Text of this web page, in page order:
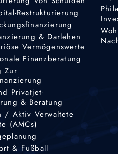
Restrukturierung
& Darlehen
Vermögenswerte
Finanzberatung
Zur
Privatjet-
& Beratung
/ Aktiv Verwaltete
(AMCs)
& Fußball